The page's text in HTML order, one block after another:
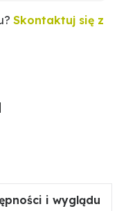
Skontaktuj się z
i wyglądu